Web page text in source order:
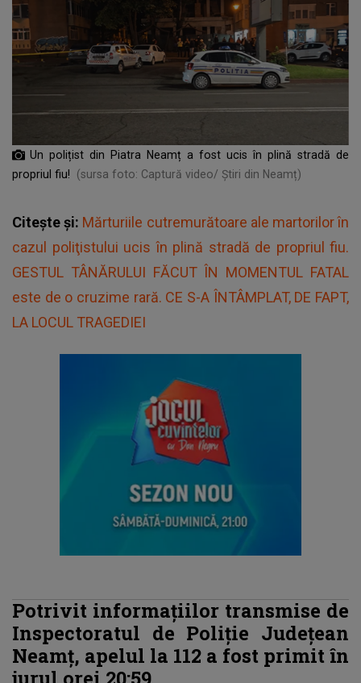
Un polițist din Piatra Neamț a fost ucis în plină stradă de
propriul fiu!
(sursa foto: Captură video/ Știri din Neamț)
Citește și: Mărturiile cutremurătoare ale martorilor în
cazul poliţistului ucis în plină stradă de propriul fiu.
GESTUL TÂNĂRULUI FĂCUT ÎN MOMENTUL FATAL
este de o cruzime rară. CE S-A ÎNTÂMPLAT, DE FAPT,
LA LOCUL TRAGEDIEI
Potrivit informațiilor transmise de
Inspectoratul de Poliție Județean
Neamț, apelul la 112 a fost primit în
jurul orei 20:59